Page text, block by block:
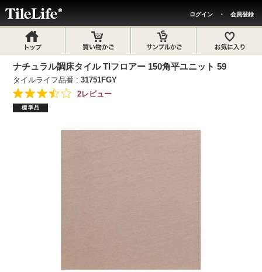
ログイン ・ 会員登録
ナチュラル調床タイル TIフロアー 150角平ユニット 59
タイルライフ品番 :31751FGY
2レビュー
標準品